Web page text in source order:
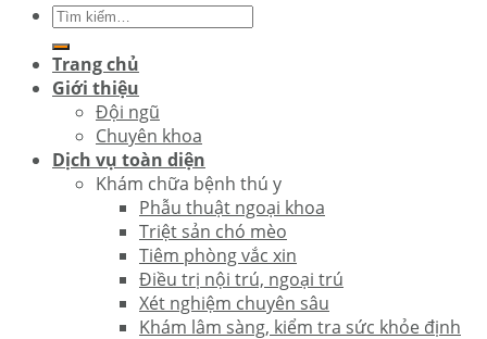
Trang chủ
Giới thiệu
Đội ngũ
Chuyên khoa
Dịch vụ toàn diện
Khám chữa bệnh thú y
Phẫu thuật ngoại khoa
Triệt sản chó mèo
Tiêm phòng vắc xin
Điều trị nội trú, ngoại trú
Xét nghiệm chuyên sâu
Khám lâm sàng, kiểm tra sức khỏe định